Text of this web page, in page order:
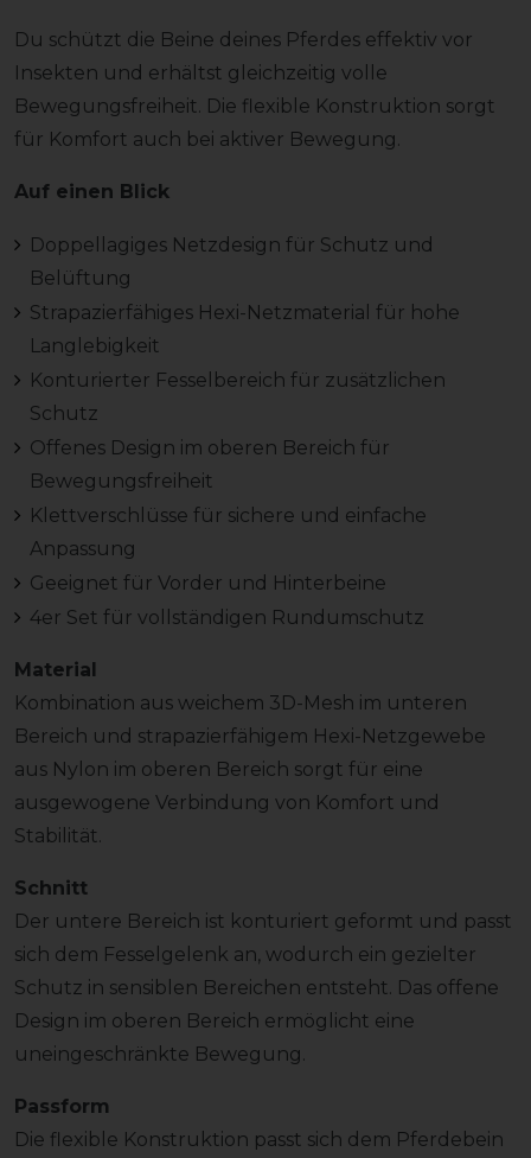
Du schützt die Beine deines Pferdes effektiv vor
Insekten und erhältst gleichzeitig volle
Bewegungsfreiheit. Die flexible Konstruktion sorgt
für Komfort auch bei aktiver Bewegung.
Auf einen Blick
Doppellagiges Netzdesign für Schutz und
Belüftung
Strapazierfähiges Hexi-Netzmaterial für hohe
Langlebigkeit
Konturierter Fesselbereich für zusätzlichen
Schutz
Offenes Design im oberen Bereich für
Bewegungsfreiheit
Klettverschlüsse für sichere und einfache
Anpassung
Geeignet für Vorder und Hinterbeine
4er Set für vollständigen Rundumschutz
Material
Kombination aus weichem 3D-Mesh im unteren
Bereich und strapazierfähigem Hexi-Netzgewebe
aus Nylon im oberen Bereich sorgt für eine
ausgewogene Verbindung von Komfort und
Stabilität.
Schnitt
Der untere Bereich ist konturiert geformt und passt
sich dem Fesselgelenk an, wodurch ein gezielter
Schutz in sensiblen Bereichen entsteht. Das offene
Design im oberen Bereich ermöglicht eine
uneingeschränkte Bewegung.
Passform
Die flexible Konstruktion passt sich dem Pferdebein